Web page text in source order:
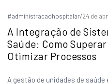
#administracaohospitalar/24 de
A Integração de
Saúde: Como
Otimizar Processos
A gestão de unidades de saúde